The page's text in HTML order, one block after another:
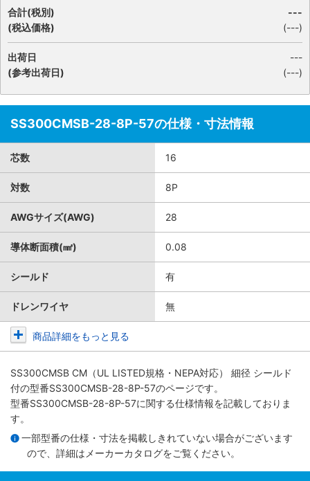
合計(税別)
(税込価格)
---
(---)
出荷日
(参考出荷日)
---
(---)
SS300CMSB-28-8P-57の仕様・寸法情報
芯数 16
対数 8P
AWGサイズ(AWG) 28
導体断面積(㎟) 0.08
シールド 有
ドレンワイヤ 無
商品詳細をもっと見る
SS300CMSB CM（UL LISTED規格・NEPA対応） 細径 シールド
付の型番SS300CMSB-28-8P-57のページです。
型番SS300CMSB-28-8P-57に関する仕様情報を記載しておりま
す。
一部型番の仕様・寸法を掲載しきれていない場合がございます
ので、詳細は メーカーカタログをご覧ください。